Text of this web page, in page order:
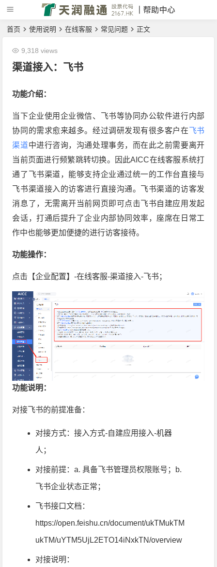
首页 使用说明 在线客服 常见问题 正文
渠道接入：飞书
9,318 views
功能介绍：
当下企业使用企业微信、飞书等协同办公软件进行内部
协同的需求愈来越多。经过调研发现有很多客户在飞书
渠道中进行咨询，沟通处理事务，而在此之前需要离开
当前页面进行频繁跳转切换。因此AICC在线客服系统打
通了飞书渠道，能够支持企业通过统一的工作台直接与
飞书渠道接入的访客进行直接沟通。飞书渠道的访客发
消息了，无需离开当前网页即可点击飞书自建应用发起
会话，打通后提升了企业内部协同效率，座席在日常工
作中也能够更加便捷的进行访客接待。
功能操作：
点击【企业配置】-在线客服-渠道接入-飞书；
功能说明：
对接飞书的前提准备：
对接方式：接入方式-自建应用接入-机器
人；
对接前提：a. 具备飞书管理员权限账号；b.
飞书企业状态正常；
飞书接口文档：
https://open.feishu.cn/document/ukTMukTM
ukTM/uYTM5UjL2ETO14iNxkTN/overview
对接说明：